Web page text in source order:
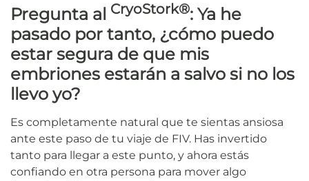
Pregunta al CryoStork®: Ya he
pasado por tanto, ¿cómo puedo
estar segura de que mis
embriones estarán a salvo si no los
llevo yo?
Es completamente natural que te sientas ansiosa
ante este paso de tu viaje de FIV. Has invertido
tanto para llegar a este punto, y ahora estás
confiando en otra persona para mover algo